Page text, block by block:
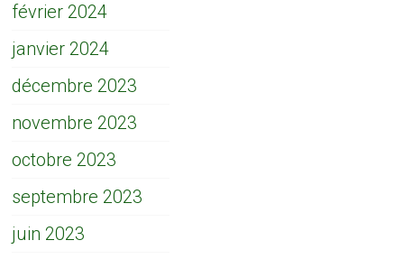
février 2024
janvier 2024
décembre 2023
novembre 2023
octobre 2023
septembre 2023
juin 2023